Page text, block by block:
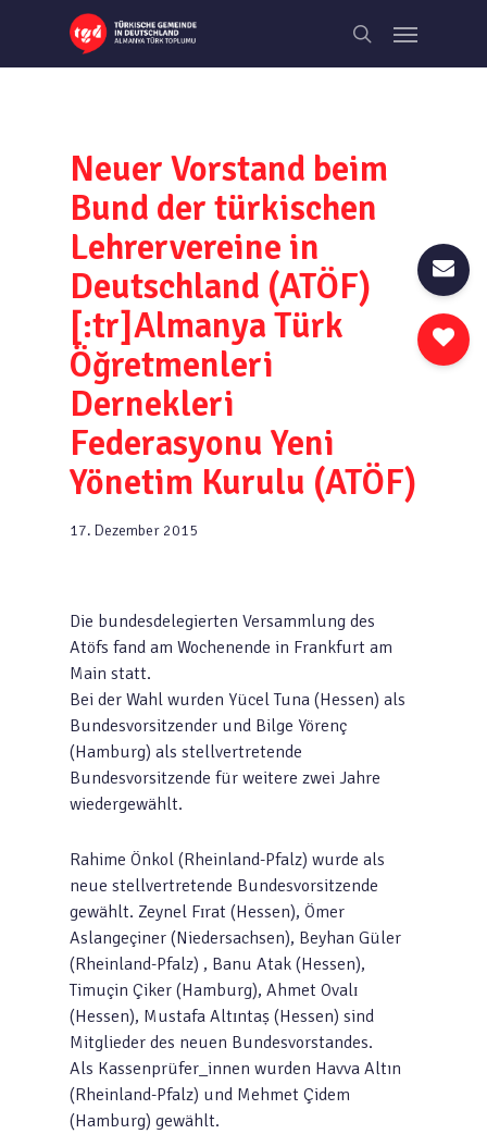
main
search
Menu
Neuer Vorstand beim
Bund der türkischen
Lehrervereine in
Deutschland (ATÖF)
[:tr]Almanya Türk
Öğretmenleri
Dernekleri
Federasyonu Yeni
Yönetim Kurulu (ATÖF)
17. Dezember 2015
Die bundesdelegierten Versammlung des
Atöfs fand am Wochenende in Frankfurt am
Main statt.
Bei der Wahl wurden Yücel Tuna (Hessen) als
Bundesvorsitzender und Bilge Yörenç
(Hamburg) als stellvertretende
Bundesvorsitzende für weitere zwei Jahre
wiedergewählt.
Rahime Önkol (Rheinland-Pfalz) wurde als
neue stellvertretende Bundesvorsitzende
gewählt. Zeynel Fɪrat (Hessen), Ömer
Aslangeçiner (Niedersachsen), Beyhan Güler
(Rheinland-Pfalz) , Banu Atak (Hessen),
Timuçin Çiker (Hamburg), Ahmet Ovalɪ
(Hessen), Mustafa Altɪntaṣ (Hessen) sind
Mitglieder des neuen Bundesvorstandes.
Als Kassenprüfer_innen wurden Havva Altın
(Rheinland-Pfalz) und Mehmet Çidem
(Hamburg) gewählt.